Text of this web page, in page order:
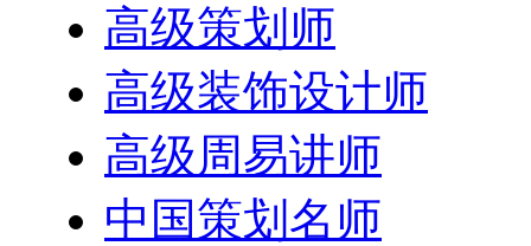
高级策划师
高级装饰设计师
高级周易讲师
中国策划名师